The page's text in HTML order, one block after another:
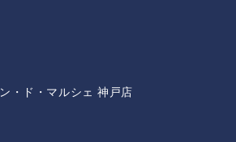
・ド・マルシェ 神戸店